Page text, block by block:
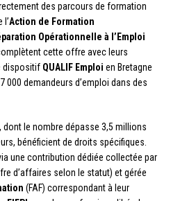
des parcours de formation
Action de Formation
Opérationnelle à l’Emploi
cette offre avec leurs
dispositif QUALIF Emploi en Bretagne
000 demandeurs d’emploi dans des
, dont le nombre dépasse 3,5 millions
bénéficient de droits spécifiques.
une contribution dédiée collectée par
d’affaires selon le statut) et gérée
(FAF) correspondant à leur